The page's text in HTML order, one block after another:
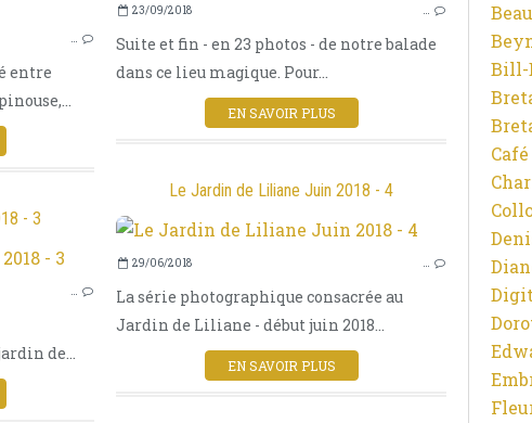
23/09/2018 …
Suite et fin - en 23 photos - de notre balade
dans ce lieu magique. Pour...
EN SAVOIR PLUS
PHOTOGRAPHIES
OMBRES ET LUMIÈRES
ARCHITECTURE
VILLAGE
LANGUEDOC
…
entre
Le Jardin de Liliane Juin 2018 - 4
29/06/2018 …
La série photographique consacrée au
Jardin de Liliane - début juin 2018...
EN SAVOIR PLUS
- 3
PHOTOGRAPHIES
LIEUX PRIVILÉGIÉS
JARDINS
OMBRES ET LUMIÈRES
…
de...
Bill-